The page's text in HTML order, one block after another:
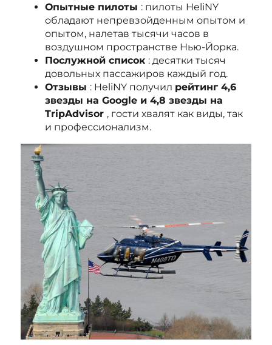
Опытные пилоты : пилоты HeliNY
обладают непревзойденным опытом и
опытом, налетав тысячи часов в
воздушном пространстве Нью-Йорка.
Послужной список : десятки тысяч
довольных пассажиров каждый год.
Отзывы : HeliNY получил рейтинг 4,6
звезды на Google и 4,8 звезды на
TripAdvisor , гости хвалят как виды, так
и профессионализм.